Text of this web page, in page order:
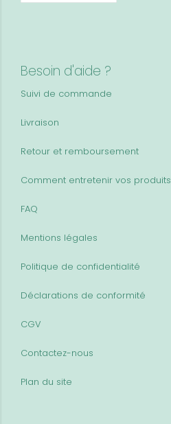
Besoin d'aide ?
Suivi de commande
Livraison
Retour et remboursement
Comment entretenir vos produits
FAQ
Mentions légales
Politique de confidentialité
Déclarations de conformité
CGV
Contactez-nous
Plan du site